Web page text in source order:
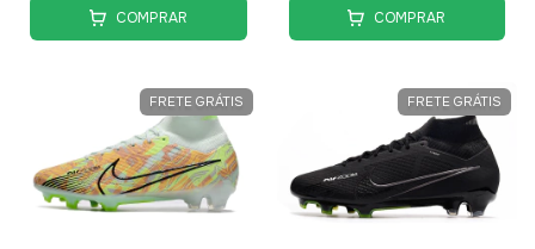
COMPRAR COMPRAR
FRETE GRÁTIS FRETE GRÁTIS